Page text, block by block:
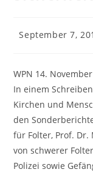
Beitrag
veröffentlicht:
September 7,
WPN 14.
In einem
Kirchen und
den
für Folter, Prof. Dr.
von schwerer
Polizei sowie